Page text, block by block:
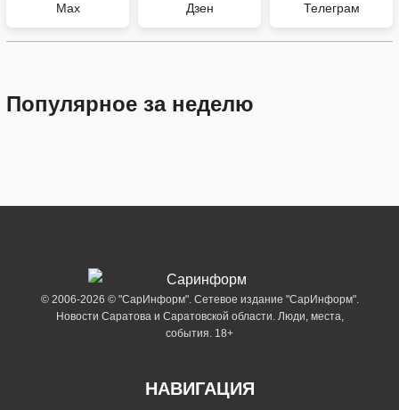
Max Дзен Телеграм
Популярное за неделю
© 2006-2026 © "СарИнформ". Сетевое издание "СарИнформ".
Новости Саратова и Саратовской области. Люди, места,
события. 18+
НАВИГАЦИЯ